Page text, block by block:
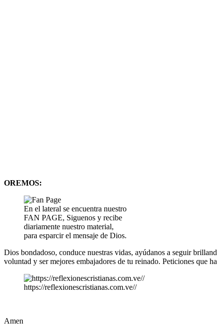
OREMOS:
En el lateral se encuentra nuestro
FAN PAGE, Siguenos y recibe
diariamente nuestro material,
para esparcir el mensaje de Dios.
Dios bondadoso, conduce nuestras vidas, ayúdanos a seguir
voluntad y ser mejores embajadores de tu reinado. Peticiones que
https://reflexionescristianas.com.ve//
Amen